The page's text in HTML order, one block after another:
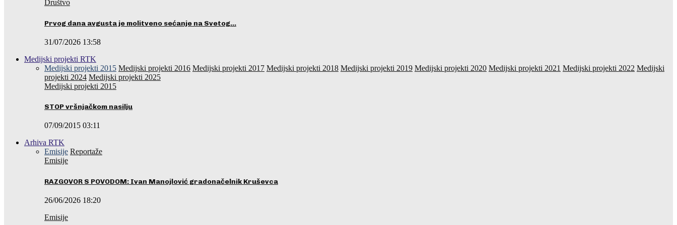
Društvo
Prvog dana avgusta je molitveno sećanje na Svetog…
31/07/2026 13:58
Medijski projekti RTK
Medijski projekti 2015 Medijski projekti 2016 Medijski projekti 2017 Medijski projekti 2018 Medijski projekti 2019 Medijski projekti 2020 Medijski projekti 2021 Medijski projekti 2022 Medijski
projekti 2024 Medijski projekti 2025
Medijski projekti 2015
STOP vršnjačkom nasilju
07/09/2015 03:11
Arhiva RTK
Emisije Reportaže
Emisije
RAZGOVOR S POVODOM: Ivan Manojlović gradonačelnik Kruševca
26/06/2026 18:20
Emisije